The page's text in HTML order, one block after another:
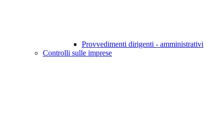
Provvedimenti dirigenti - amministrativi
Controlli sulle imprese